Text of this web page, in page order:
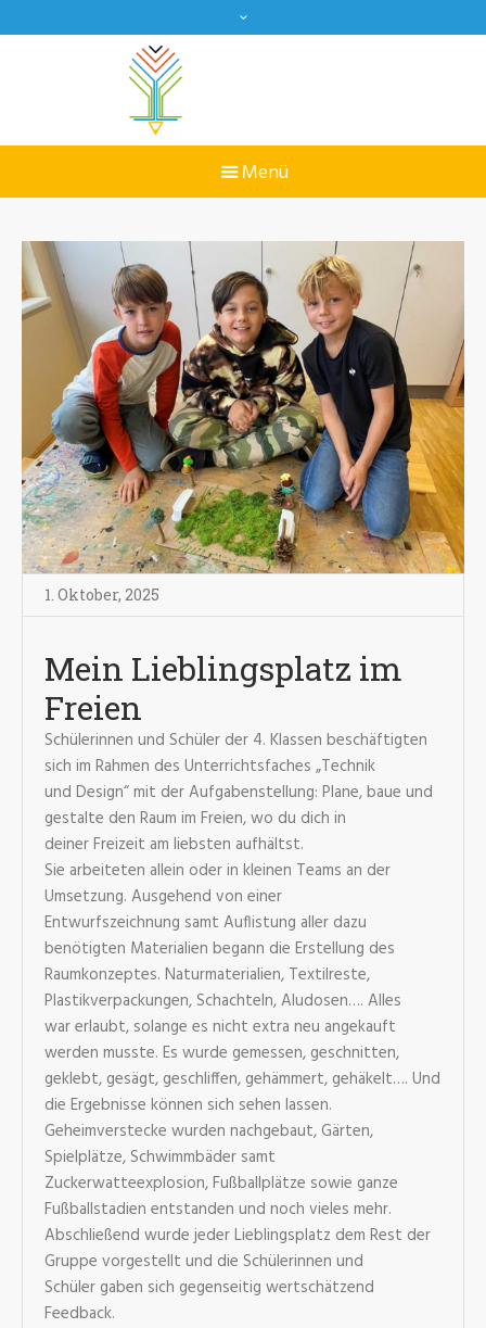
1. Oktober, 2025
Mein Lieblingsplatz im
Freien
Schülerinnen und Schüler der 4. Klassen beschäftigten
sich im Rahmen des Unterrichtsfaches „Technik
und Design“ mit der Aufgabenstellung: Plane, baue und
gestalte den Raum im Freien, wo du dich in
deiner Freizeit am liebsten aufhältst.
Sie arbeiteten allein oder in kleinen Teams an der
Umsetzung. Ausgehend von einer
Entwurfszeichnung samt Auflistung aller dazu
benötigten Materialien begann die Erstellung des
Raumkonzeptes. Naturmaterialien, Textilreste,
Plastikverpackungen, Schachteln, Aludosen…. Alles
war erlaubt, solange es nicht extra neu angekauft
werden musste. Es wurde gemessen, geschnitten,
geklebt, gesägt, geschliffen, gehämmert, gehäkelt…. Und
die Ergebnisse können sich sehen lassen.
Geheimverstecke wurden nachgebaut, Gärten,
Spielplätze, Schwimmbäder samt
Zuckerwatteexplosion, Fußballplätze sowie ganze
Fußballstadien entstanden und noch vieles mehr.
Abschließend wurde jeder Lieblingsplatz dem Rest der
Gruppe vorgestellt und die Schülerinnen und
Schüler gaben sich gegenseitig wertschätzend
Feedback.